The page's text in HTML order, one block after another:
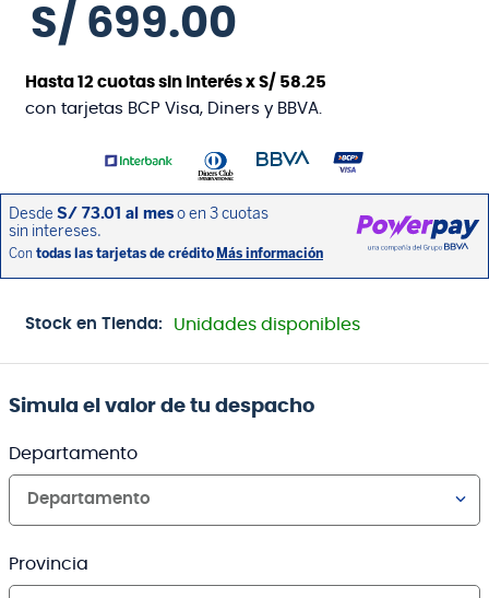
S/ 699.00
Hasta12 cuotas sin interés xS/ 58.25
con tarjetas BCP Visa, Diners y BBVA.
Stock en Tienda: Unidades disponibles
Simula el valor de tu despacho
Departamento
Departamento
Provincia